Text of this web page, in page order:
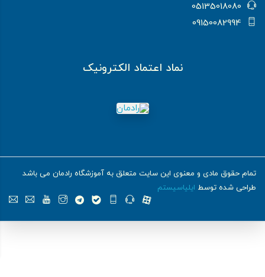
05135018080
09150082994
نماد اعتماد الکترونیک
تمام حقوق مادی و معنوی این سایت متعلق به آموزشگاه رادمان می باشد
طراحی شده توسط ایلیاسیستم